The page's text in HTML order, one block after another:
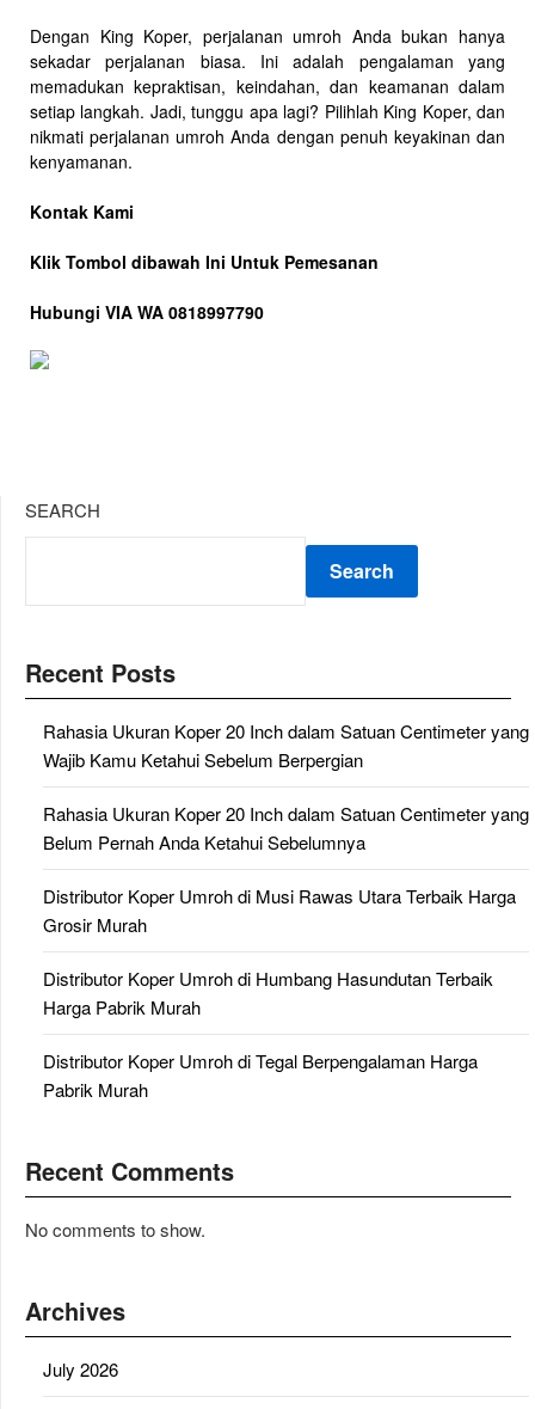
Dengan King Koper, perjalanan umroh Anda bukan hanya
sekadar perjalanan biasa. Ini adalah pengalaman yang
memadukan kepraktisan, keindahan, dan keamanan dalam
setiap langkah. Jadi, tunggu apa lagi? Pilihlah King Koper, dan
nikmati perjalanan umroh Anda dengan penuh keyakinan dan
kenyamanan.
Kontak Kami
Klik Tombol dibawah Ini Untuk Pemesanan
Hubungi VIA WA 0818997790
SEARCH
Search
Recent Posts
Rahasia Ukuran Koper 20 Inch dalam Satuan Centimeter yang
Wajib Kamu Ketahui Sebelum Berpergian
Rahasia Ukuran Koper 20 Inch dalam Satuan Centimeter yang
Belum Pernah Anda Ketahui Sebelumnya
Distributor Koper Umroh di Musi Rawas Utara Terbaik Harga
Grosir Murah
Distributor Koper Umroh di Humbang Hasundutan Terbaik
Harga Pabrik Murah
Distributor Koper Umroh di Tegal Berpengalaman Harga
Pabrik Murah
Recent Comments
No comments to show.
Archives
July 2026